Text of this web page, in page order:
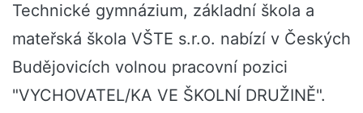
Technické gymnázium, základní škola a
mateřská škola VŠTE s.r.o. nabízí v Českých
Budějovicích volnou pracovní pozici
"VYCHOVATEL/KA VE ŠKOLNÍ DRUŽINĚ".